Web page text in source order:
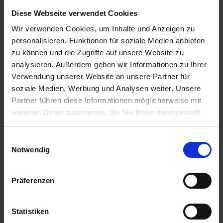
Diese Webseite verwendet Cookies
Wir verwenden Cookies, um Inhalte und Anzeigen zu
personalisieren, Funktionen für soziale Medien anbieten
zu können und die Zugriffe auf unsere Website zu
analysieren. Außerdem geben wir Informationen zu Ihrer
Verwendung unserer Website an unsere Partner für
soziale Medien, Werbung und Analysen weiter. Unsere
Partner führen diese Informationen möglicherweise mit
weiteren Daten zusammen, die Sie ihnen bereitgestellt
Notwendig
Präferenzen
Statistiken
Esztergom / Ungarn
08.30 Uhr
09.00 Uhr
18.08.2026 - Dienstag
Budapest / Ungarn
Ausflug: Budapest - ca. 3,5 Std. - 31€
Ausflug: Budapest bei Nacht mit Folklore - ca. 3,5 Std. mit Essen -
49€
Ausflug: Highlights Budapest - ca. 4-4,5 Std. - 59€
Bratislava / Slowakei